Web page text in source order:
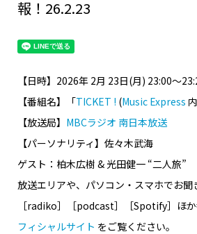
報！26.2.23
【日時】2026年 2月 23日(月) 23:00～
【番組名】
「TICKET ! (Music Express
【放送局】 MBCラジオ 南日本放送
【パーソナリティ】佐々木武海
ゲスト：柏木広樹 & 光田健一 “二人旅”
放送エリアや、パソコン・スマホでお聞
［radiko］［podcast］［Spotify］ほか
フィシャルサイト をご覧ください。